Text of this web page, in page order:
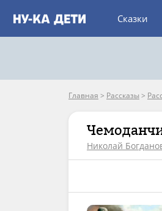
Сказки
Главная > Рассказы >
Николай